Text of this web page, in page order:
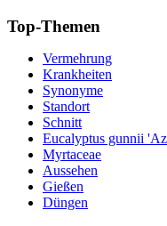
Top-Themen
Vermehrung
Krankheiten
Synonyme
Standort
Schnitt
Eucalyptus gunnii
Myrtaceae
Aussehen
Gießen
Düngen